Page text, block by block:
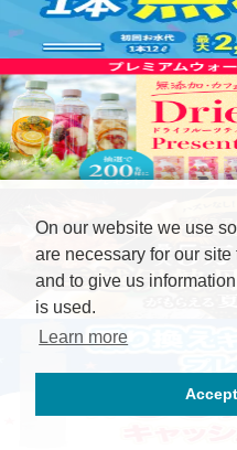
On our website we use
are necessary for our
and to give us
is used.
Learn more
Accept